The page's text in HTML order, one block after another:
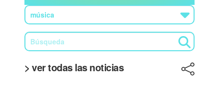
> ver todas las noticias